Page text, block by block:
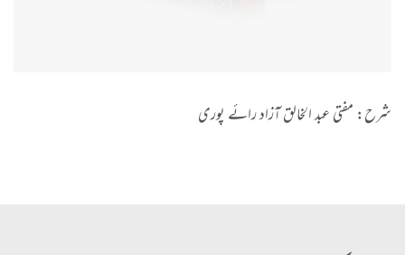
شرح: مفتی عبد الخالق آزاد رائے پوری